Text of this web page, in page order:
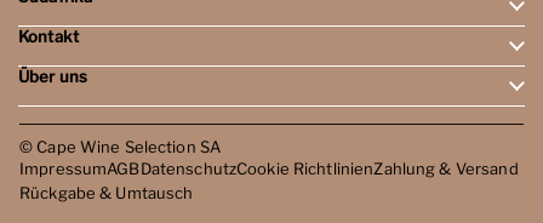
Tasting-Sets
Dessert- & Port-Weine
Meine Bestellungen
Wunschliste
Weingebiete
Weingüter
Weinbewertungen
Reisen
Kontakt
Öffnungszeiten
Kontakt
Über uns
Kapweine
Team
Jobs
Newsletter
© Cape Wine Selection SA
ImpressumAGBDatenschutzCookie RichtlinienZahlung & Versand
Rückgabe & Umtausch